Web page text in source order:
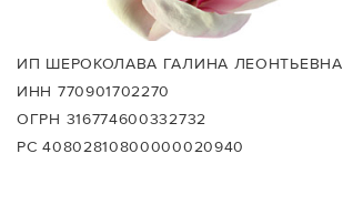
ИП ШЕРОКОЛАВА ГАЛИНА ЛЕОНТЬЕВНА
ИНН 770901702270
ОГРН 316774600332732
РС 40802810800000020940